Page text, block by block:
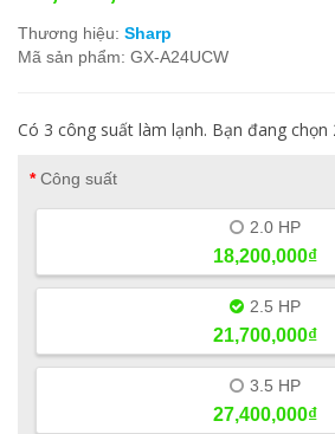
Thương hiệu: Sharp
Mã sản phẩm: GX-A24UCW
Có 3 công suất làm lạnh. Bạn đang chọn
Công suất
2.0 HP
18,200,000₫
2.5 HP
21,700,000₫
3.5 HP
27,400,000₫